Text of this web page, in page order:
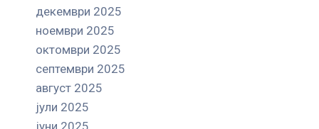
декември 2025
ноември 2025
октомври 2025
септември 2025
август 2025
јули 2025
јуни 2025